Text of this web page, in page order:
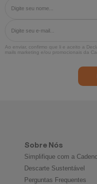
Ao enviar, confirmo que li e aceito a
mails
Sobre Nós
Simplifique com a
Descarte Sustentável
Perguntas Frequentes